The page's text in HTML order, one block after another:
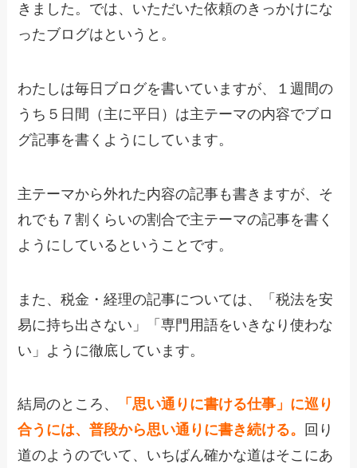
きました。では、いただいた依頼のきっかけにな
ったブログはというと。
わたしは毎日ブログを書いていますが、１週間の
うち５日間（主に平日）は主テーマの内容でブロ
グ記事を書くようにしています。
主テーマから外れた内容の記事も書きますが、そ
れでも７割くらいの割合で主テーマの記事を書く
ようにしているということです。
また、税金・経理の記事については、「税法を安
易に持ち出さない」「専門用語をいきなり使わな
い」ように徹底しています。
結局のところ、
「思い通りに書ける仕事」に巡り
合うには、普段から思い通りに書き続ける。
回り
道のようのでいて、いちばん確かな道はそこにあ